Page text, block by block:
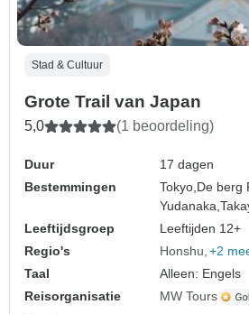
Stad & Cultuur
Grote Trail van Japan
5,0 (1 beoordeling)
Duur
17 dagen
Bestemmingen
Tokyo,De berg
Yudanaka,
Leeftijdsgroep
Leeftijden 12+
Regio's
Honshu +2
Taal
Alleen: Engels
Reisorganisatie
MW Tours